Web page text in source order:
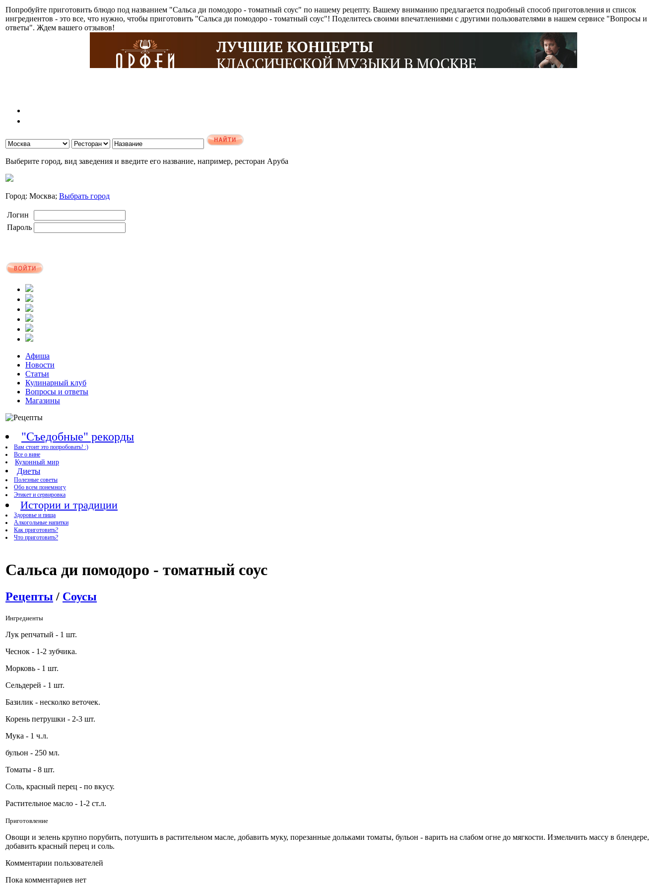
Попробуйте приготовить блюдо под названием "Сальса ди помодоро - томатный соус" по нашему рецепту. Вашему вниманию предлагается подробный способ приготовления и список
ингредиентов - это все, что нужно, чтобы приготовить "Сальса ди помодоро - томатный соус"! Поделитесь своими впечатлениями с другими пользователями в нашем сервисе "Вопросы и
ответы". Ждем вашего отзывов!
Выберите город, вид заведения и введите его название, например, ресторан Аруба
Город: Москва; Выбрать город
Логин
Пароль
Афиша
Новости
Статьи
Кулинарный клуб
Вопросы и ответы
Магазины
"Съедобные" рекорды
Вам стоит это попробовать! :)
Все о вине
Кухонный мир
Диеты
Полезные советы
Обо всем понемногу
Этикет и сервировка
Истории и традиции
Здоровье и пища
Алкогольные напитки
Как приготовить?
Что приготовить?
Сальса ди помодоро - томатный соус
Рецепты / Соусы
Ингредиенты
Лук репчатый - 1 шт.
Чеснок - 1-2 зубчика.
Морковь - 1 шт.
Сельдерей - 1 шт.
Базилик - несколко веточек.
Корень петрушки - 2-3 шт.
Мука - 1 ч.л.
бульон - 250 мл.
Томаты - 8 шт.
Соль, красный перец - по вкусу.
Растительное масло - 1-2 ст.л.
Приготовление
Овощи и зелень крупно порубить, потушить в растительном масле, добавить муку, порезанные дольками томаты, бульон - варить на слабом огне до мягкости. Измельчить массу в блендере,
добавить красный перец и соль.
Комментарии пользователей
Пока комментариев нет